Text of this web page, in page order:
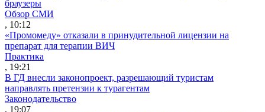
браузеры
Обзор СМИ
, 10:12
«Промомеду» отказали в принудительной лицензии на
препарат для терапии ВИЧ
Практика
, 19:21
В ГД внесли законопроект, разрешающий туристам
направлять претензии к турагентам
Законодательство
, 19:07